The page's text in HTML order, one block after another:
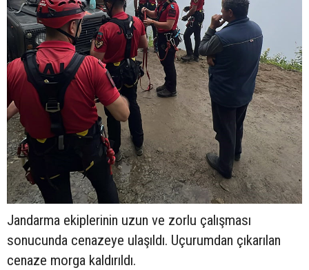
Jandarma ekiplerinin uzun ve zorlu çalışması
sonucunda cenazeye ulaşıldı. Uçurumdan çıkarılan
cenaze morga kaldırıldı.